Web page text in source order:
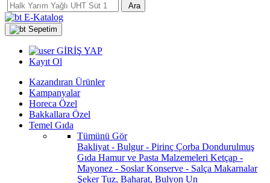
Ara
E-Katalog
Sepetim
GİRİŞ YAP
Kayıt Ol
Kazandıran Ürünler
Kampanyalar
Horeca Özel
Bakkallara Özel
Temel Gıda
Tümünü Gör
Bakliyat - Bulgur - Pirinç Çorba Dondurulmuş
Gıda Hamur ve Pasta Malzemeleri Ketçap -
Mayonez - SoslarKonserve - Salça Makarnalar
ŞekerTuz, Baharat, Bulyon Un